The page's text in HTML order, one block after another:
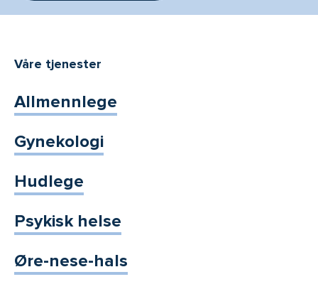
Våre tjenester
Allmennlege
Gynekologi
Hudlege
Psykisk helse
Øre-nese-hals